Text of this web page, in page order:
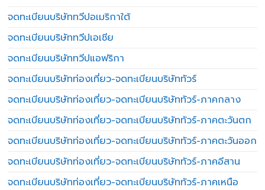
จดทะเบียนบริษัททวีปอเมริกาใต้
จดทะเบียนบริษัททวีปเอเชีย
จดทะเบียนบริษัททวีปแอฟริกา
จดทะเบียนบริษัทท่องเที่ยว-จดทะเบียนบริษัททัวร์
จดทะเบียนบริษัทท่องเที่ยว-จดทะเบียนบริษัททัวร์-ภาคกลาง
จดทะเบียนบริษัทท่องเที่ยว-จดทะเบียนบริษัททัวร์-ภาคตะวันตก
จดทะเบียนบริษัทท่องเที่ยว-จดทะเบียนบริษัททัวร์-ภาคตะวันออก
จดทะเบียนบริษัทท่องเที่ยว-จดทะเบียนบริษัททัวร์-ภาคอีสาน
จดทะเบียนบริษัทท่องเที่ยว-จดทะเบียนบริษัททัวร์-ภาคเหนือ